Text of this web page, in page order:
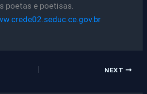
poetas e poetisas.
NEXT